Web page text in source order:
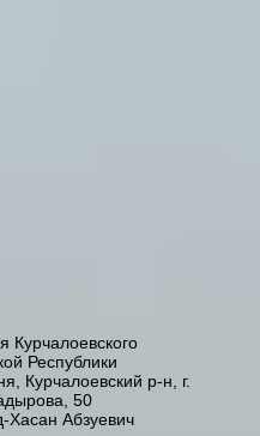
Курчалоевского
Республики
Курчалоевский р-н, г.
50
Хасан Абзуевич